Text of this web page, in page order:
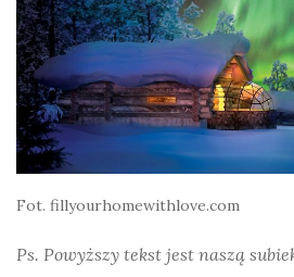
Fot. fillyourhomewithlove.com
Ps. Powyższy tekst jest naszą